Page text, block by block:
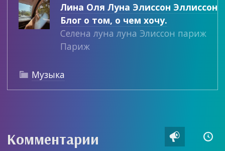
Лина Оля Луна Элиссон Эллиссон
Блог о том, о чем хочу.
Селена луна луна Элиссон париж
Париж
 Музыка
Комментарии  